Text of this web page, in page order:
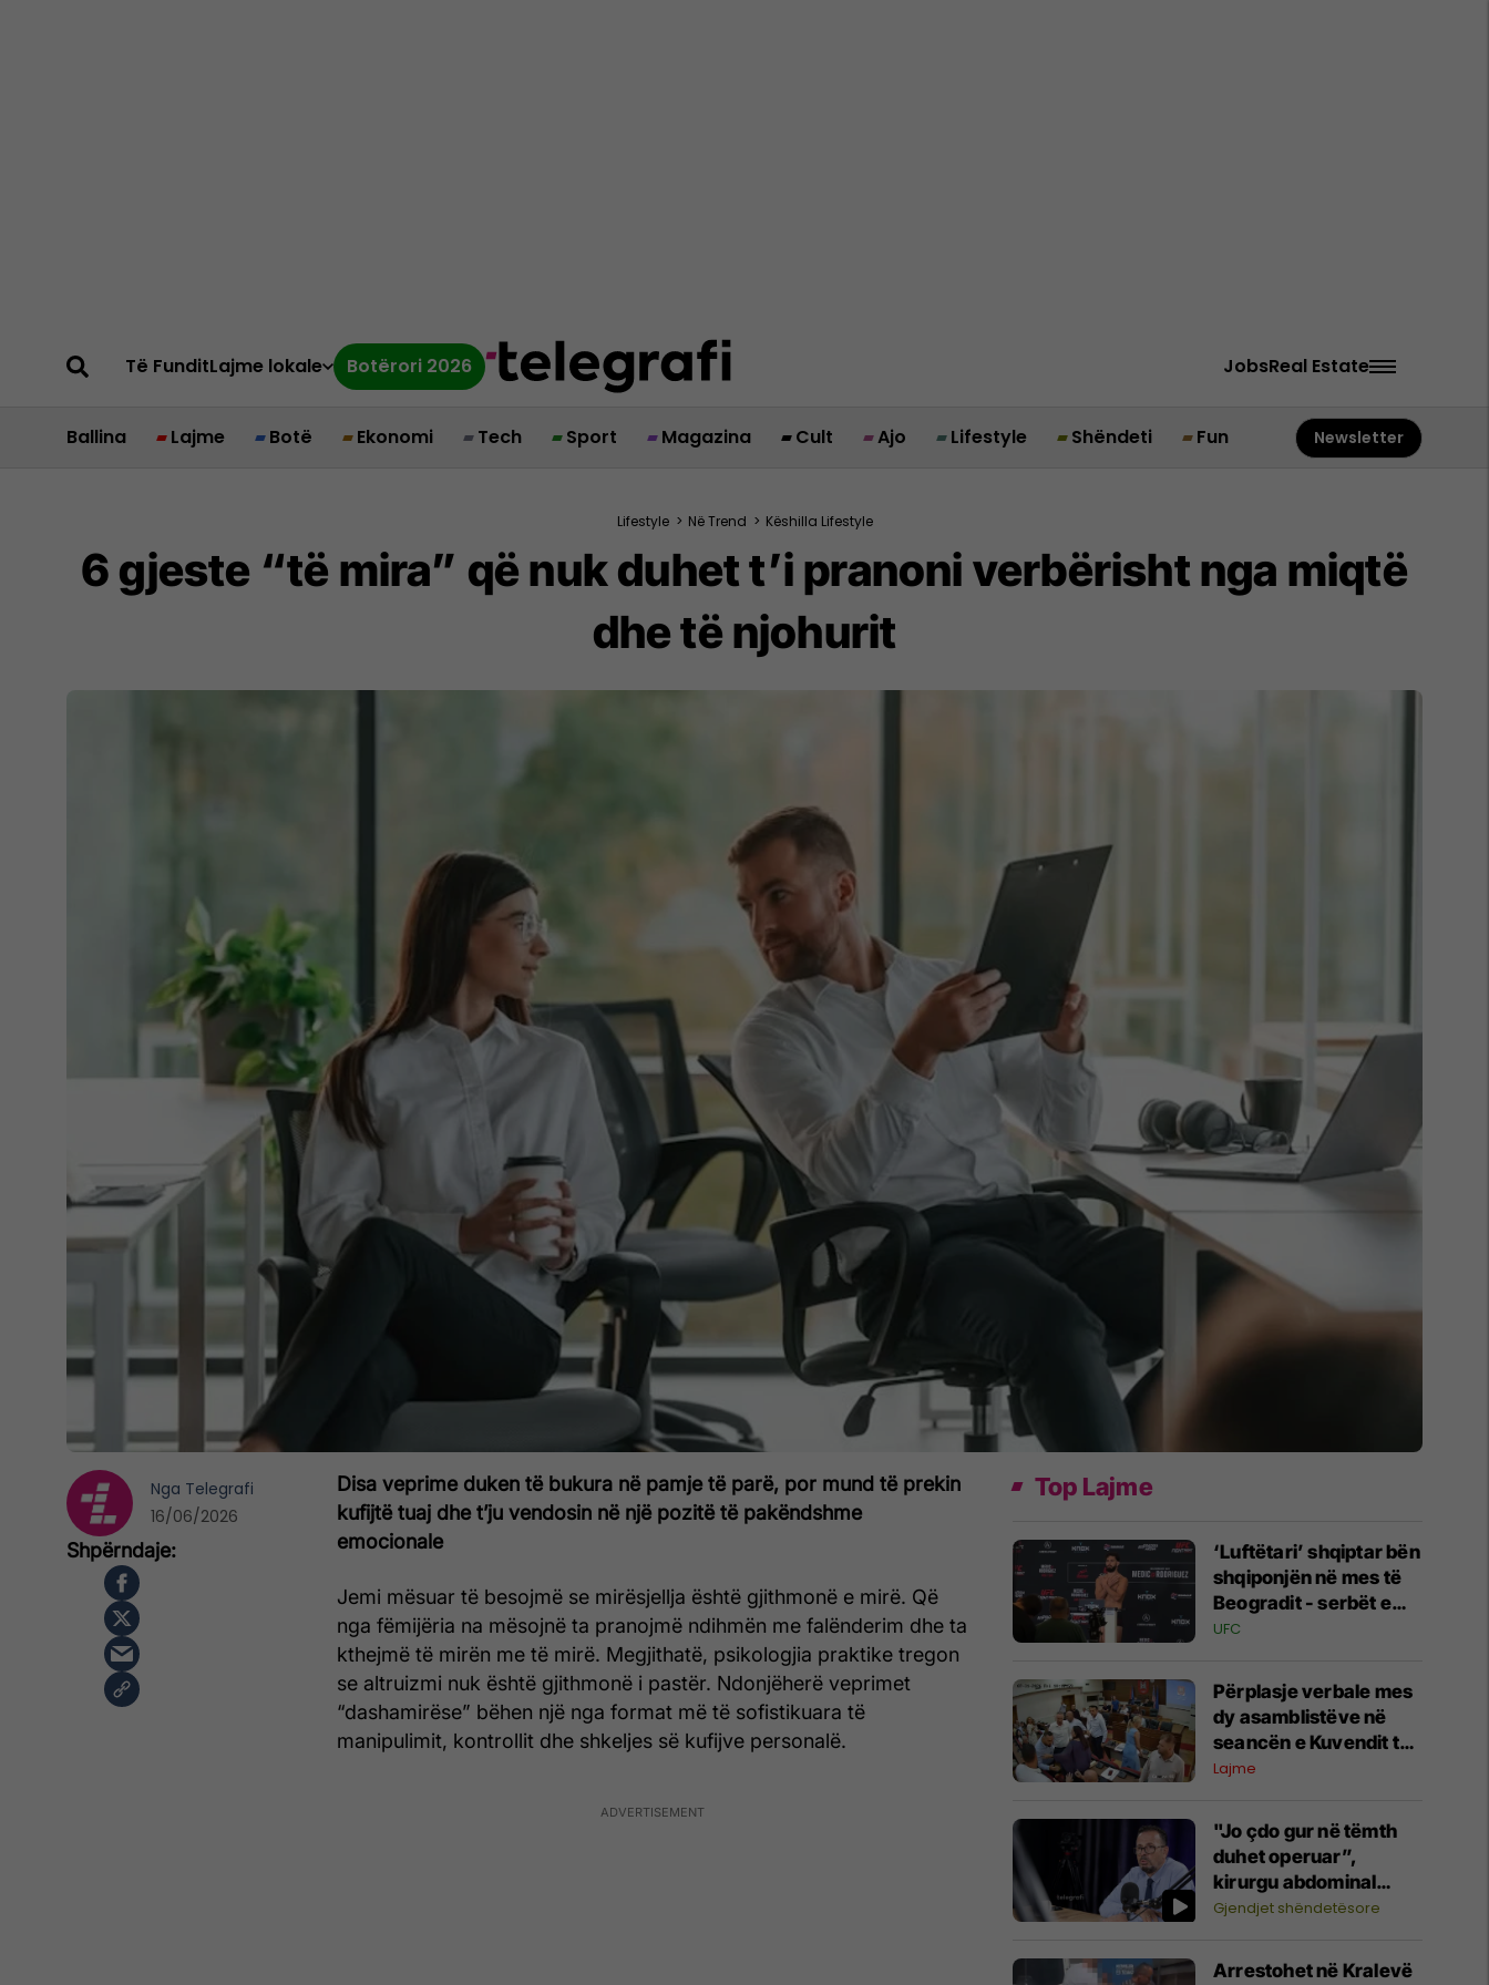
Të FunditLajme lokale Botërori 2026 JobsReal Estate
Ballina Lajme Botë Ekonomi Tech Sport Magazina Cult Ajo Lifestyle Shëndeti Fun Newsletter
Lifestyle > Në Trend > Këshilla Lifestyle
6 gjeste “të mira” që nuk duhet t’i pranoni verbërisht nga miqtë
dhe të njohurit
Disa veprime duken të bukura në pamje të parë, por mund të prekin
kufijtë tuaj dhe t’ju vendosin në një pozitë të pakëndshme
emocionale
Jemi mësuar të besojmë se mirësjellja është gjithmonë e mirë. Që
nga fëmijëria na mësojnë ta pranojmë ndihmën me falënderim dhe ta
kthejmë të mirën me të mirë. Megjithatë, psikologjia praktike tregon
se altruizmi nuk është gjithmonë i pastër. Ndonjëherë veprimet
“dashamirëse” bëhen një nga format më të sofistikuara të
manipulimit, kontrollit dhe shkeljes së kufijve personalë.
Nga Telegrafi
16/06/2026
Top Lajme
‘Luftëtari’ shqiptar bën
shqiponjën në mes të
Beogradit - serbët e
cilësojnë provokim, ai
identitetit
UFC
Përplasje verbale mes
dy asamblistëve në
seancën e Kuvendit të
Pejës
Lajme
"Jo çdo gur në tëmth
duhet operuar”,
kirurgu abdominal
Ymer Durmishi tregon
Gjendjet shëndetësore
Arrestohet në Kralevë